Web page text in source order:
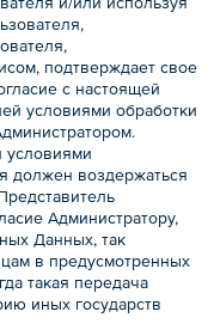
подтверждает свое
с настоящей
условиями обработки
условиями
должен воздержаться
Администратору,
Данных, так
в предусмотренных
такая передача
иных государств